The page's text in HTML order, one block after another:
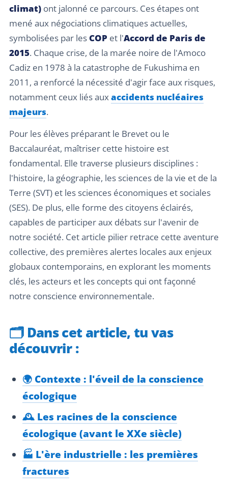
climat) ont jalonné ce parcours. Ces étapes ont
mené aux négociations climatiques actuelles,
symbolisées par lesCOP et l'Accord de Paris de
2015. Chaque crise, de la marée noire de l'Amoco
Cadiz en 1978 à la catastrophe de Fukushima en
2011, a renforcé la nécessité d'agir face aux risques,
notamment ceux liés auxaccidents nucléaires
majeurs.
Pour les élèves préparant le Brevet ou le
Baccalauréat, maîtriser cette histoire est
fondamental. Elle traverse plusieurs disciplines :
l'histoire, la géographie, les sciences de la vie et de la
Terre (SVT) et les sciences économiques et sociales
(SES). De plus, elle forme des citoyens éclairés,
capables de participer aux débats sur l'avenir de
notre société. Cet article pilier retrace cette aventure
collective, des premières alertes locales aux enjeux
globaux contemporains, en explorant les moments
clés, les acteurs et les concepts qui ont façonné
notre conscience environnementale.
🗂️ Dans cet article, tu vas
découvrir :
🌍 Contexte : l'éveil de la conscience
écologique
🕰️ Les racines de la conscience
écologique (avant le XXe siècle)
🏭 L'ère industrielle : les premières
fractures